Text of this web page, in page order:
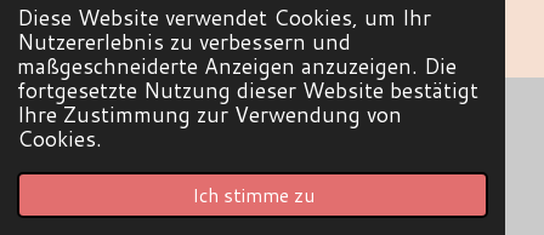
Diese Website verwendet Cookies, um Ihr
Nutzererlebnis zu verbessern und
maßgeschneiderte Anzeigen anzuzeigen. Die
fortgesetzte Nutzung dieser Website bestätigt
Ihre Zustimmung zur Verwendung von
Cookies.
Ich stimme zu
TOP
© 2022 - 2026 SandyCraft - Schönes aus Papier
Mit Unterstützung von Webador